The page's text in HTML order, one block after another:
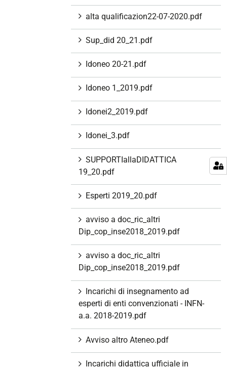
alta qualificazion22-07-2020.pdf
Sup_did 20_21.pdf
Idoneo 20-21.pdf
Idoneo 1_2019.pdf
Idonei2_2019.pdf
Idonei_3.pdf
SUPPORTIallaDIDATTICA
19_20.pdf
Esperti 2019_20.pdf
avviso a doc_ric_altri
Dip_cop_inse2018_2019.pdf
avviso a doc_ric_altri
Dip_cop_inse2018_2019.pdf
Incarichi di insegnamento ad
esperti di enti convenzionati - INFN-
a.a. 2018-2019.pdf
Avviso altro Ateneo.pdf
Incarichi didattica ufficiale in